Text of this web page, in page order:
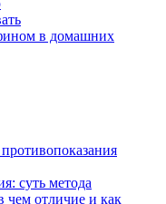
в домашних
суть метода
отличие и как